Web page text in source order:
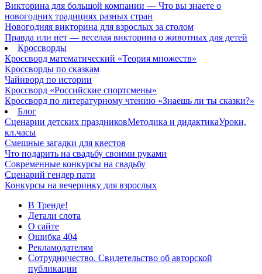
Викторина для большой компании — Что вы знаете о
новогодних традициях разных стран
Новогодняя викторина для взрослых за столом
Правда или нет — веселая викторина о животных для детей
Кроссворды
Кроссворд математический «Теория множеств»
Кроссворды по сказкам
Чайнворд по истории
Кроссворд «Российские спортсмены»
Кроссворд по литературному чтению «Знаешь ли ты сказки?»
Блог
Сценарии детских праздниковМетодика и дидактикаУроки,
кл.часы
Смешные загадки для квестов
Что подарить на свадьбу своими руками
Современные конкурсы на свадьбу
Сценарий гендер пати
Конкурсы на вечеринку для взрослых
В Тренде!
Детали слота
О сайте
Ошибка 404
Рекламодателям
Сотрудничество. Свидетельство об авторской
публикации